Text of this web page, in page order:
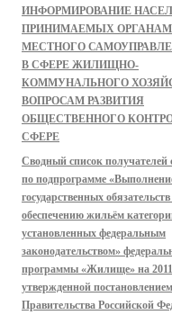
ИНФОРМИРОВАНИЕ
ПРИНИМАЕМЫХ
МЕСТНОГО
В СФЕРЕ ЖИЛИЩНО-
КОММУНАЛЬНОГО
ВОПРОСАМ РАЗВИТИЯ
ОБЩЕСТВЕННОГО
СФЕРЕ
Сводный список получателей
по подпрограмме
государственных
обеспечению жильём
установленных федеральным
законодательством»
программы «Жилище» на
утвержденной постановлением
Правительства Российской